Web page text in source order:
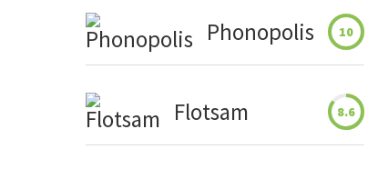
Phonopolis 10
Flotsam 8.6